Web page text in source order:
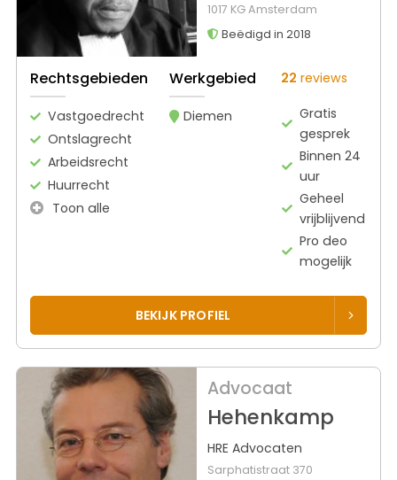
1017 KG Amsterdam
Beëdigd in 2018
Rechtsgebieden
Vastgoedrecht
Ontslagrecht
Arbeidsrecht
Huurrecht
Toon alle
Werkgebied
Diemen
22 reviews
Gratis
gesprek
Binnen 24
uur
Geheel
vrijblijvend
Pro deo
mogelijk
BEKIJK PROFIEL
Advocaat
Hehenkamp
HRE Advocaten
Sarphatistraat 370